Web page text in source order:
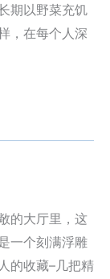
期以野菜充饥
，在每个人深
的大厅里，这
一个刻满浮雕
的收藏–几把精